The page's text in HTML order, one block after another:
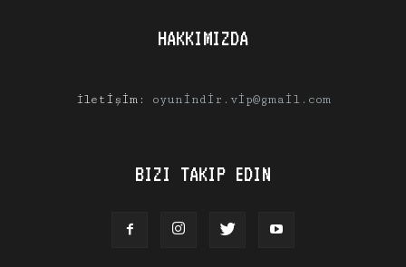
HAKKIMIZDA
İletişim: oyunindir.vip@gmail.com
BIZI TAKIP EDIN